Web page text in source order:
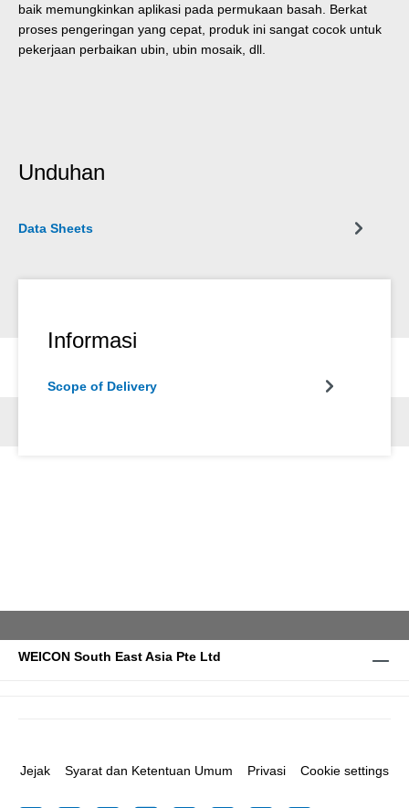
baik memungkinkan aplikasi pada permukaan basah. Berkat
proses pengeringan yang cepat, produk ini sangat cocok untuk
pekerjaan perbaikan ubin, ubin mosaik, dll.
Unduhan
Data Sheets
Informasi
Scope of Delivery
WEICON South East Asia Pte Ltd
Jejak Syarat dan Ketentuan Umum Privasi Cookie settings